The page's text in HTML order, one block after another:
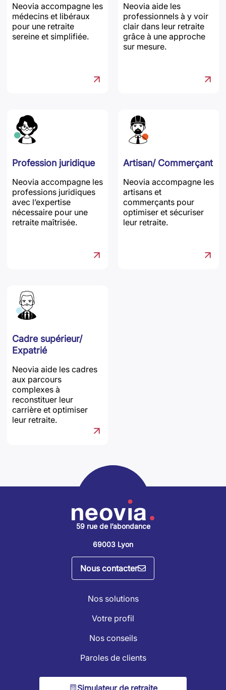
Neovia accompagne les
médecins et libéraux
pour une retraite
sereine et simplifiée.
Neovia aide les
professionnels à y voir
clair dans leur retraite
grâce à une approche
sur mesure.
Profession juridique
Neovia accompagne les
professions juridiques
avec l’expertise
nécessaire pour une
retraite maîtrisée.
Artisan/ Commerçant
Neovia accompagne les
artisans et
commerçants pour
optimiser et sécuriser
leur retraite.
Cadre supérieur/
Expatrié
Neovia aide les cadres
aux parcours
complexes à
reconstituer leur
carrière et optimiser
leur retraite.
59 rue de l’abondance
69003 Lyon
Nous contacter
Nos solutions
Votre profil
Nos conseils
Paroles de clients